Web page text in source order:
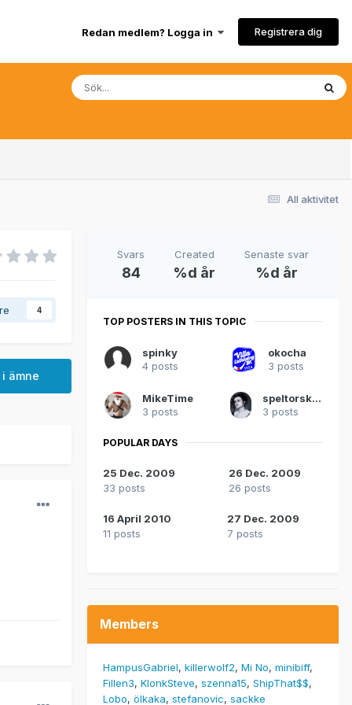
Redan medlem? Logga in Registrera dig
All aktivitet
4
i ämne
Svars
84
Created
%d år
Senaste svar
%d år
TOP POSTERS IN THIS TOPIC
spinky
4 posts
okocha
3 posts
MikeTime
3 posts
speltorsk_LOL
3 posts
POPULAR DAYS
25 Dec. 2009
33 posts
26 Dec. 2009
26 posts
16 April 2010
11 posts
27 Dec. 2009
7 posts
Members
HampusGabriel killerwolf2 Mi No minibiff
Fillen3 KlonkSteve szenna15 ShipThat$$
Lobo ölkaka stefanovic sackke